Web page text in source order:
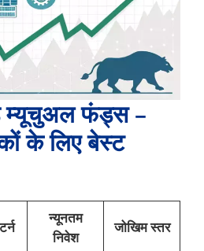
म्यूचुअल फंड्स –
के लिए बेस्ट
न्यूनतम
निवेश
जोखिम स्तर